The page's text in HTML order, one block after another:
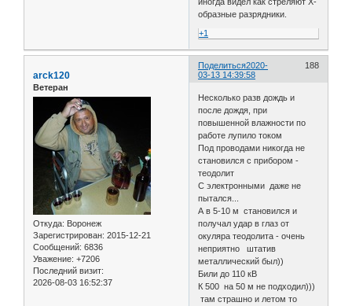
образные разрядники.
+1
Поделиться 188
2020-
03-13 14:39:58
arck120
Ветеран
Откуда: Воронеж
Зарегистрирован: 2015-12-21
Сообщений: 6836
Уважение: +7206
Последний визит:
2026-08-03 16:52:37
Несколько разв дождь и
после дождя, при
повышенной влажности по
работе лупило током
Под проводами никогда не
становился с прибором -
теодолит
С электронными даже не
пытался...
А в 5-10 м становился и
получал удар в глаз от
окуляра теодолита - очень
неприятно штатив
металлический был))
Били до 110 кВ
К 500 на 50 м не подходил)))
там страшно и летом то